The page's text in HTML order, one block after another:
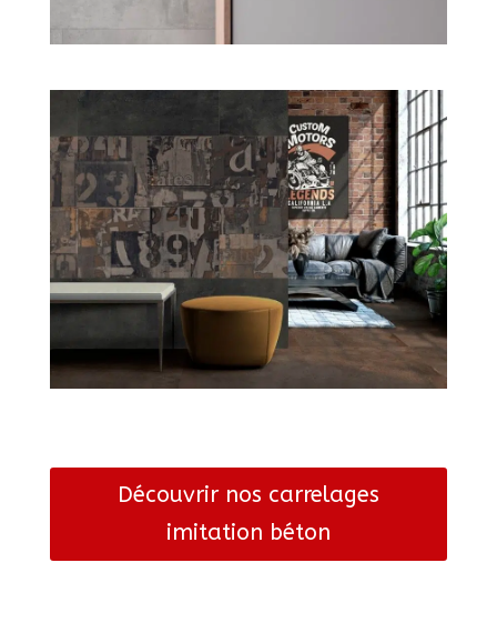
Découvrir nos carrelages
imitation béton